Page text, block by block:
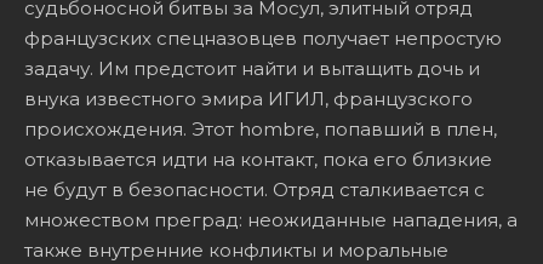
судьбоносной битвы за Мосул, элитный отряд
французских спецназовцев получает непростую
задачу. Им предстоит найти и вытащить дочь и
внука известного эмира ИГИЛ, французского
происхождения. Этот hombre, попавший в плен,
отказывается идти на контакт, пока его близкие
не будут в безопасности. Отряд сталкивается с
множеством преград: неожиданные нападения, а
также внутренние конфликты и моральные